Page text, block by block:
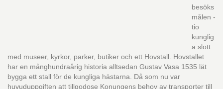
besöks
målen -
tio
kunglig
a slott
med museer, kyrkor, parker, butiker och ett Hovstall. Hovstallet
har en månghundraårig historia alltsedan Gustav Vasa 1535 lät
bygga ett stall för de kungliga hästarna. Då som nu var
huvuduppgiften att tillgodose Konungens behov av transporter till